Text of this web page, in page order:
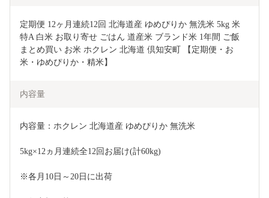
定期便 12ヶ月連続12回 北海道産 ゆめぴりか 無洗米 5kg 米
特A 白米 お取り寄せ ごはん 道産米 ブランド米 1年間 ご飯
まとめ買い お米 ホクレン 北海道 倶知安町 【定期便・お
米・ゆめぴりか・精米】
内容量
内容量：ホクレン 北海道産 ゆめぴりか 無洗米
5kg×12ヵ月連続全12回お届け(計60kg)
※各月10日～20日に出荷